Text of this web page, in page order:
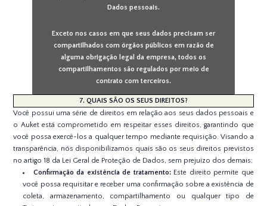
Dados pessoais.
Exceto nos casos em que seus dados precisam ser
compartilhados com órgãos públicos em razão de
alguma obrigação legal da empresa, todos os
compartilhamentos são regulados por meio de
contrato com terceiros.
7. QUAIS SÃO OS SEUS DIREITOS?
Você possui uma série de direitos em relação aos seus dados pessoais e
o Auket está comprometido em respeitar esses direitos, garantindo que
você possa exercê-los a qualquer tempo mediante requisição. Visando a
transparência, nós disponibilizamos quais são os seus direitos previstos
no artigo 18 da Lei Geral de Proteção de Dados, sem prejuízo dos demais:
Confirmação da existência de tratamento:Este direito permite que
você possa requisitar e receber uma confirmação sobre a existência de
coleta, armazenamento, compartilhamento ou qualquer tipo de